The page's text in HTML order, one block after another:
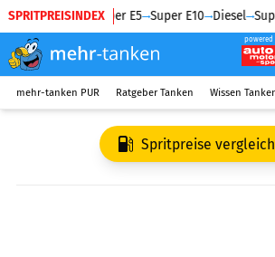
SPRITPREISINDEX
Diesel Super E5 Super E10 Diesel
powered
mehr-tanken PUR Ratgeber Tanken Wissen
Spritpreise